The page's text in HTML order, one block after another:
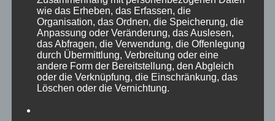
Erfolgreiches Mitternachts-
Volleyballturnier
wie das Erheben, das Erfassen, die
Organisation, das Ordnen, die Speicherung, die
Anpassung oder Veränderung, das Auslesen,
das Abfragen, die Verwendung, die Offenlegung
durch Übermittlung, Verbreitung oder eine
andere Form der Bereitstellung, den Abgleich
oder die Verknüpfung, die Einschränkung, das
Löschen oder die Vernichtung.